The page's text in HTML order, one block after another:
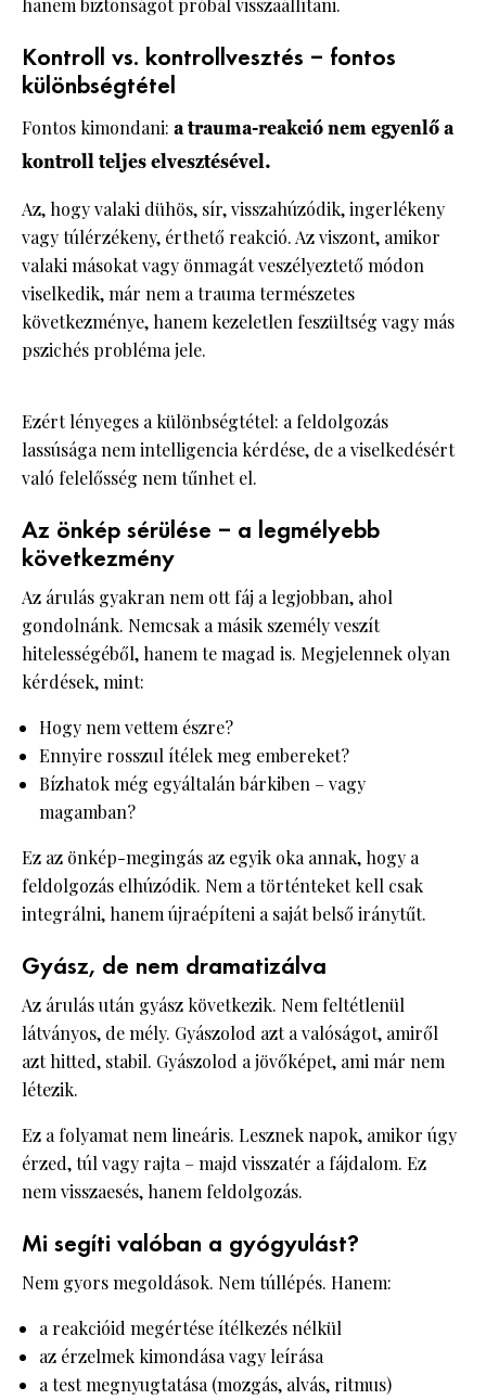
hanem biztonságot próbál visszaállítani.
Kontroll vs. kontrollvesztés – fontos
különbségtétel
Fontos kimondani: a trauma-reakció nem egyenlő a
kontroll teljes elvesztésével.
Az, hogy valaki dühös, sír, visszahúzódik, ingerlékeny
vagy túlérzékeny, érthető reakció. Az viszont, amikor
valaki másokat vagy önmagát veszélyeztető módon
viselkedik, már nem a trauma természetes
következménye, hanem kezeletlen feszültség vagy más
pszichés probléma jele.
Ezért lényeges a különbségtétel: a feldolgozás
lassúsága nem intelligencia kérdése, de a viselkedésért
való felelősség nem tűnhet el.
Az önkép sérülése – a legmélyebb
következmény
Az árulás gyakran nem ott fáj a legjobban, ahol
gondolnánk. Nemcsak a másik személy veszít
hitelességéből, hanem te magad is. Megjelennek olyan
kérdések, mint:
Hogy nem vettem észre?
Ennyire rosszul ítélek meg embereket?
Bízhatok még egyáltalán bárkiben – vagy
magamban?
Ez az önkép-megingás az egyik oka annak, hogy a
feldolgozás elhúzódik. Nem a történteket kell csak
integrálni, hanem újraépíteni a saját belső iránytűt.
Gyász, de nem dramatizálva
Az árulás után gyász következik. Nem feltétlenül
látványos, de mély. Gyászolod azt a valóságot, amiről
azt hitted, stabil. Gyászolod a jövőképet, ami már nem
létezik.
Ez a folyamat nem lineáris. Lesznek napok, amikor úgy
érzed, túl vagy rajta – majd visszatér a fájdalom. Ez
nem visszaesés, hanem feldolgozás.
Mi segíti valóban a gyógyulást?
Nem gyors megoldások. Nem túllépés. Hanem:
a reakcióid megértése ítélkezés nélkül
az érzelmek kimondása vagy leírása
a test megnyugtatása (mozgás, alvás, ritmus)